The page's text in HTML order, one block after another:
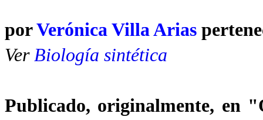
porVerónica Villa Arias
Ver Biología sintética
Publicado, originalmente, en